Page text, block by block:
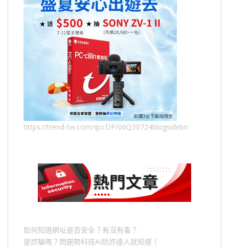
https://trend-tw.com/qccDP/06Q30724blogsidebn
如何知道網址是否安全？有沒有毒？
是詐騙嗎？問趨勢科技AI防詐達人就知道！